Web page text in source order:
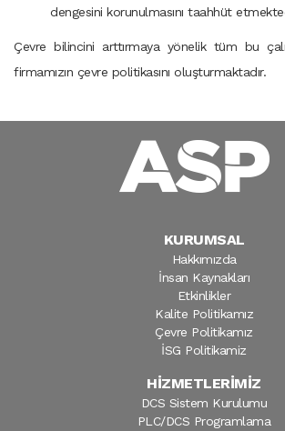
dengesini korunulmasını taahhüt
Çevre bilincini arttırmaya yönelik tüm bu
firmamızın çevre politikasını oluşturmaktadır.
KURUMSAL
Hakkımızda
İnsan Kaynakları
Etkinlikler
Kalite Politikamız
Çevre Politikamız
İSG Politikamiz
HİZMETLERİMİZ
DCS Sistem Kurulumu
PLC/DCS Programlama